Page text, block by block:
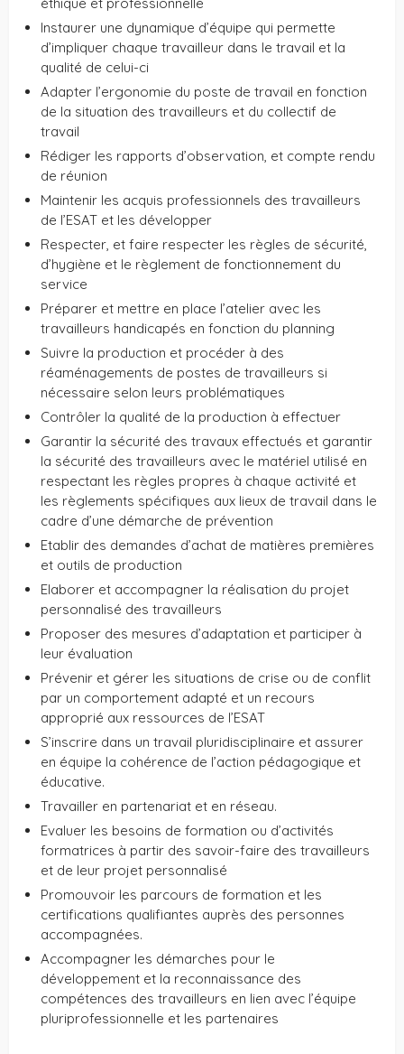
Instaurer une dynamique d’équipe qui permette
d’impliquer chaque travailleur dans le travail et la
qualité de celui-ci
Adapter l’ergonomie du poste de travail en fonction
de la situation des travailleurs et du collectif de
travail
Rédiger les rapports d’observation, et compte rendu
de réunion
Maintenir les acquis professionnels des travailleurs
de l’ESAT et les développer
Respecter, et faire respecter les règles de sécurité,
d’hygiène et le règlement de fonctionnement du
service
Préparer et mettre en place l’atelier avec les
travailleurs handicapés en fonction du planning
Suivre la production et procéder à des
réaménagements de postes de travailleurs si
nécessaire selon leurs problématiques
Contrôler la qualité de la production à effectuer
Garantir la sécurité des travaux effectués et garantir
la sécurité des travailleurs avec le matériel utilisé en
respectant les règles propres à chaque activité et
les règlements spécifiques aux lieux de travail dans le
cadre d’une démarche de prévention
Etablir des demandes d’achat de matières premières
et outils de production
Elaborer et accompagner la réalisation du projet
personnalisé des travailleurs
Proposer des mesures d’adaptation et participer à
leur évaluation
Prévenir et gérer les situations de crise ou de conflit
par un comportement adapté et un recours
approprié aux ressources de l’ESAT
S’inscrire dans un travail pluridisciplinaire et assurer
en équipe la cohérence de l’action pédagogique et
éducative.
Travailler en partenariat et en réseau.
Evaluer les besoins de formation ou d’activités
formatrices à partir des savoir-faire des travailleurs
et de leur projet personnalisé
Promouvoir les parcours de formation et les
certifications qualifiantes auprès des personnes
accompagnées.
Accompagner les démarches pour le
développement et la reconnaissance des
compétences des travailleurs en lien avec l’équipe
pluriprofessionnelle et les partenaires